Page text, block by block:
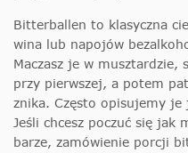
Bitterballen to klasyczna
wina lub napojów
Maczasz je w musztardzie,
przy pierwszej, a potem
znika. Często opisujemy je
Jeśli chcesz poczuć się jak
barze, zamówienie porcji